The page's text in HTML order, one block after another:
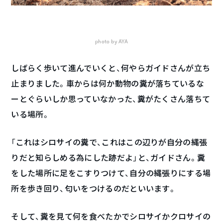
photo by AYA
しばらく歩いて進んでいくと、何やらガイドさんが立ち
止まりました。車からは何か動物の糞が落ちているな
ーとぐらいしか思っていなかった、糞がたくさん落ちて
いる場所。
「これはシロサイの糞で、これはこの辺りが自分の縄張
りだと知らしめる為にした跡だよ」と、ガイドさん。糞
をした場所に足をこすりつけて、自分の縄張りにする場
所を歩き回り、匂いをつけるのだといいます。
そして、糞を見て何を食べたかでシロサイかクロサイの